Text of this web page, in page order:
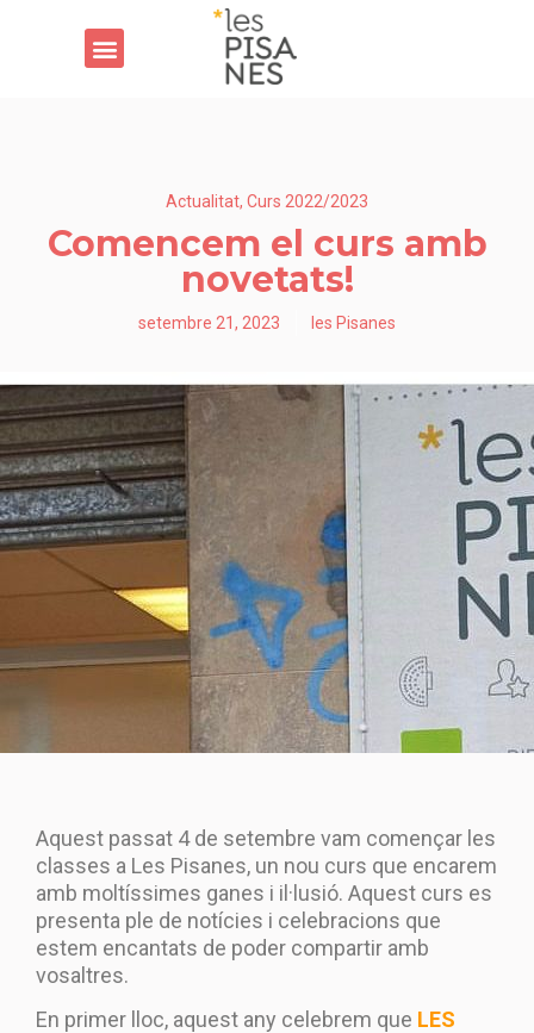
Actualitat, Curs 2022/2023
Comencem el curs amb
novetats!
setembre 21, 2023 les Pisanes
Aquest passat 4 de setembre vam començar les
classes a Les Pisanes, un nou curs que encarem
amb moltíssimes ganes i il·lusió. Aquest curs es
presenta ple de notícies i celebracions que
estem encantats de poder compartir amb
vosaltres.
En primer lloc, aquest any celebrem que LES